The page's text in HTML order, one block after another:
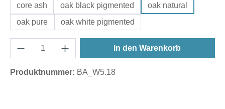
core ash
oak black pigmented
oak natural
oak pure
oak white pigmented
In den Warenkorb
Produktnummer: BA_W5.18